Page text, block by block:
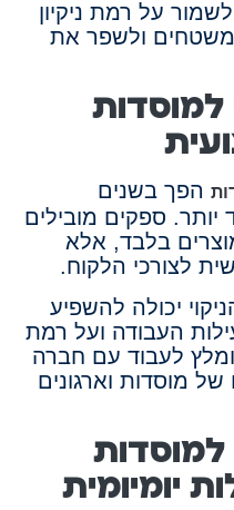
על רמת ניקיון
ולשפר את
למוסדות
הפך בשנים
יותר. ספקים מובילים
בלבד, אלא
לצורכי הלקוח.
יכולה להשפיע
העבודה ועל רמת
לעבוד עם חברה
מוסדות וארגונים
למוסדות
יומיומית